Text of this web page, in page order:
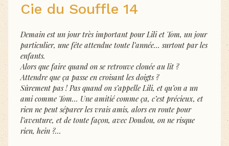
Cie du Souffle 14
Demain est un jour très important pour Lili et Tom, un jour
particulier, une fête attendue toute l’année… surtout par les
enfants.
Alors que faire quand on se retrouve clouée au lit ?
Attendre que ça passe en croisant les doigts ?
Sûrement pas ! Pas quand on s’appelle Lili, et qu’on a un
ami comme Tom… Une amitié comme ça, c’est précieux, et
rien ne peut séparer les vrais amis, alors en route pour
l’aventure, et de toute façon, avec Doudou, on ne risque
rien, hein ?…